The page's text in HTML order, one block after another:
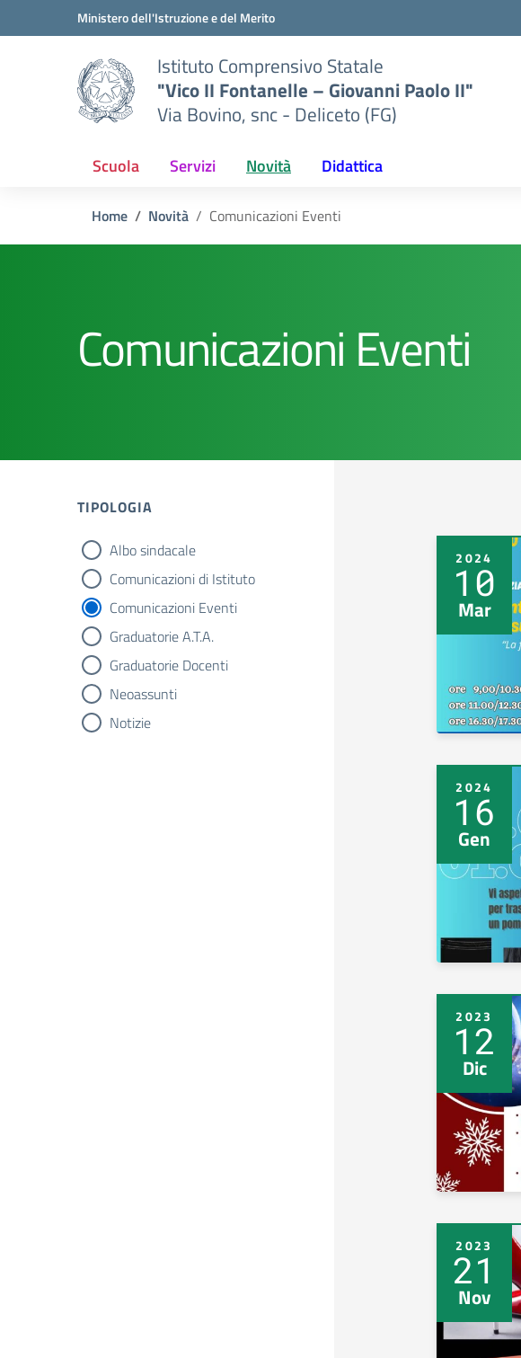
Vai ai contenuti
Vai al menu di navigazioneMinistero dell'Istruzione e del Merito
Istituto Comprensivo Statale
"Vico II Fontanelle – Giovanni Paolo II"
Via Bovino, snc - Deliceto (FG)
Scuola Servizi Novità Didattica
Home Novità Comunicazioni Eventi
Comunicazioni Eventi
TIPOLOGIA
tipologia di articoli
Albo sindacale
Comunicazioni di Istituto
Comunicazioni Eventi
Graduatorie A.T.A.
Graduatorie Docenti
Neoassunti
Notizie
2024
10
Mar
2024
16
Gen
2023
12
Dic
2023
21
Nov